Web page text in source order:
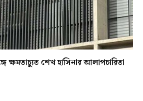
ক্ষমতাচ্যুত শেখ হাসিনার আলাপচারিতা